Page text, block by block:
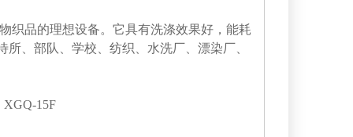
织品的理想设备。它具有洗涤效果好，能耗
、部队、学校、纺织、水洗厂、漂染厂、
XGQ-15F